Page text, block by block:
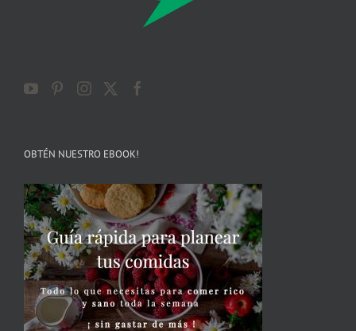
OBTÉN NUESTRO EBOOK!